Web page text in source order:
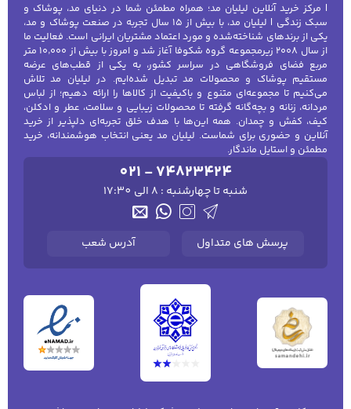
| مرکز خرید آنلاین لیلیان مد؛ همراه مطمئن شما در دنیای مد، پوشاک و
سبک زندگی | لیلیان مد، با بیش از ۱۵ سال تجربه در صنعت پوشاک و مد،
یکی از برندهای شناخته‌شده و مورد اعتماد مشتریان ایرانی است. فعالیت ما
از سال ۲۰۰۸ زیرمجموعه گروه شکوفا آغاز شد و امروز با بیش از ۱۰٬۰۰۰ متر
مربع فضای فروشگاهی در سراسر کشور، به یکی از قطب‌های عرضه
مستقیم پوشاک و محصولات مد تبدیل شده‌ایم. در لیلیان مد تلاش
می‌کنیم تا مجموعه‌ای متنوع و باکیفیت از کالاها را ارائه دهیم؛ از لباس
مردانه، زنانه و بچه‌گانه گرفته تا محصولات زیبایی و سلامت، عطر و ادکلن،
کیف، کفش و چمدان. همه این‌ها با هدف خلق تجربه‌ای دلپذیر از خرید
آنلاین و حضوری برای شماست. لیلیان مد یعنی انتخاب هوشمندانه، خرید
مطمئن و استایل ماندگار.
021 - 74823424
شنبه تا چهارشنبه : 8 الی 17:30
پرسش های متداول آدرس شعب